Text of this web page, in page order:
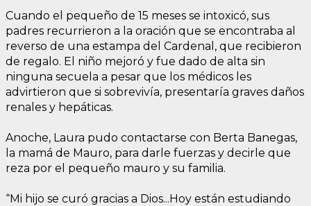
Cuando el pequeño de 15 meses se intoxicó, sus
padres recurrieron a la oración que se encontraba al
reverso de una estampa del Cardenal, que recibieron
de regalo. El niño mejoró y fue dado de alta sin
ninguna secuela a pesar que los médicos les
advirtieron que si sobrevivía, presentaría graves daños
renales y hepáticas.
Anoche, Laura pudo contactarse con Berta Banegas,
la mamá de Mauro, para darle fuerzas y decirle que
reza por el pequeño mauro y su familia.
“Mi hijo se curó gracias a Dios...Hoy están estudiando